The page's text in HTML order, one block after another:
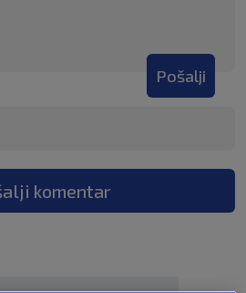
Pošalji
komentar